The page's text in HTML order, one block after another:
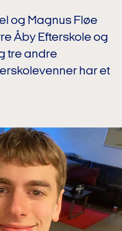
og Magnus Fløe
Åby Efterskole og
tre andre
har et